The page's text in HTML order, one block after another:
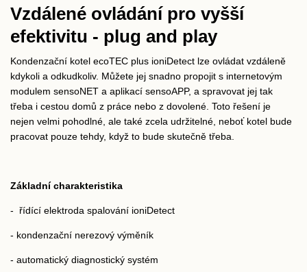
Vzdálené ovládání pro vyšší
efektivitu - plug and play
Kondenzační kotel ecoTEC plus ioniDetect lze ovládat vzdáleně
kdykoli a odkudkoliv. Můžete jej snadno propojit s internetovým
modulem sensoNET a aplikací sensoAPP, a spravovat jej tak
třeba i cestou domů z práce nebo z dovolené. Toto řešení je
nejen velmi pohodlné, ale také zcela udržitelné, neboť kotel bude
pracovat pouze tehdy, když to bude skutečně třeba.
Základní charakteristika
- řídící elektroda spalování ioniDetect
- kondenzační nerezový výměník
- automatický diagnostický systém